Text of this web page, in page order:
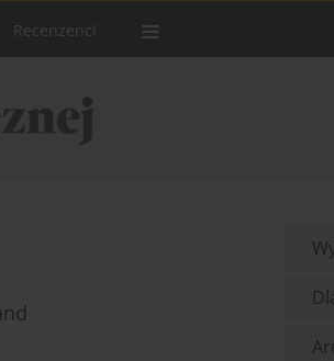
Recenzenci